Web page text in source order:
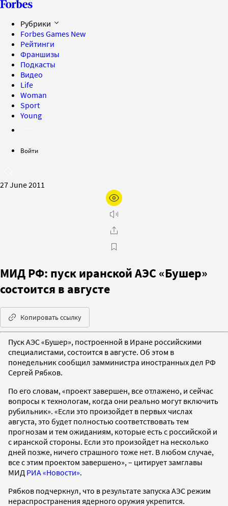
Рубрики
Forbes Games New
Рейтинги
Франшизы
Подкасты
Видео
Life
Woman
Sport
Young
Войти
27 June 2011
МИД РФ: пуск иранской АЭС «Бушер»
состоится в августе
Копировать ссылку
Пуск АЭС «Бушер», построенной в Иране российскими
специалистами, состоится в августе. Об этом в
понедельник сообщил замминистра иностранных дел РФ
Сергей Рябков.
По его словам, «проект завершен, все отлажено, и сейчас
вопросы к технологам, когда они реально могут включить
рубильник». «Если это произойдет в первых числах
августа, это будет полностью соответствовать тем
прогнозам и тем ожиданиям, которые есть с российской и
с иранской стороны. Если это произойдет на несколько
дней позже, ничего страшного тоже нет. В любом случае,
все с этим проектом завершено», – цитирует замглавы
МИД РИА «Новости».
Рябков подчеркнул, что в результате запуска АЭС режим
нераспространения ядерного оружия укрепится.